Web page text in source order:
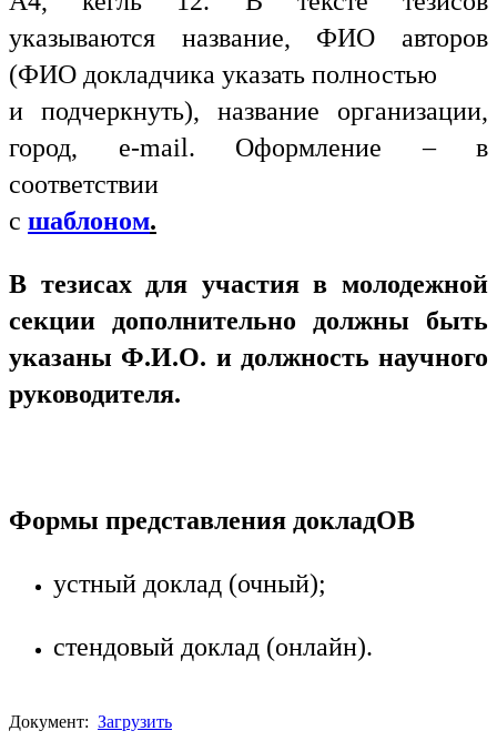
указываются название, ФИО авторов
(ФИО докладчика указать полностью
и подчеркнуть), название организации,
город, e-mail. Оформление – в
соответствии
с шаблоном.
В тезисах для участия в молодежной
секции дополнительно должны быть
указаны Ф.И.О. и должность научного
руководителя.
Формы представления докладОВ
устный доклад (очный);
стендовый доклад (онлайн).
Документ: Загрузить